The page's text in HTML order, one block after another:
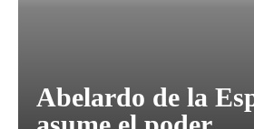
Abelardo de la